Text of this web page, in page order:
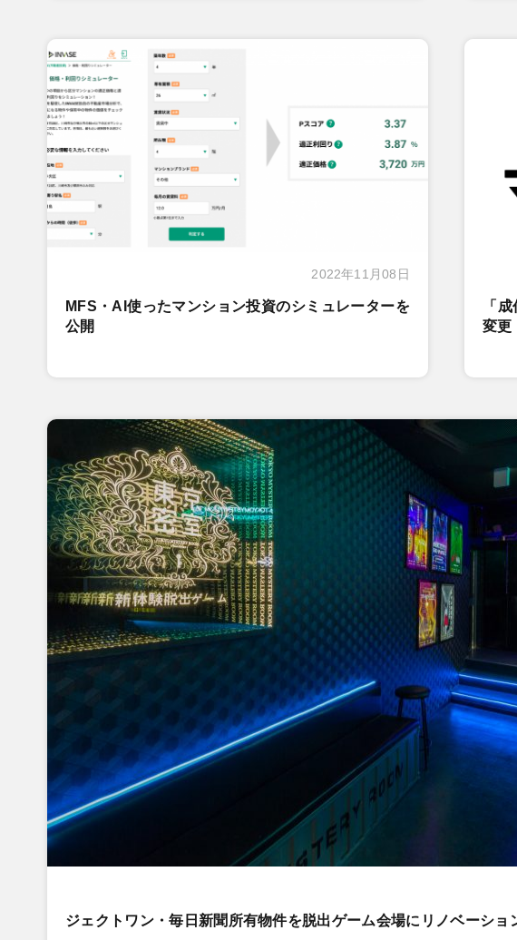
2022年11月08日
MFS・AI使ったマンション投資のシミュレーターを
公開
「
変更
ジェクトワン・毎日新聞所有物件を脱出ゲーム会場にリノベーショ